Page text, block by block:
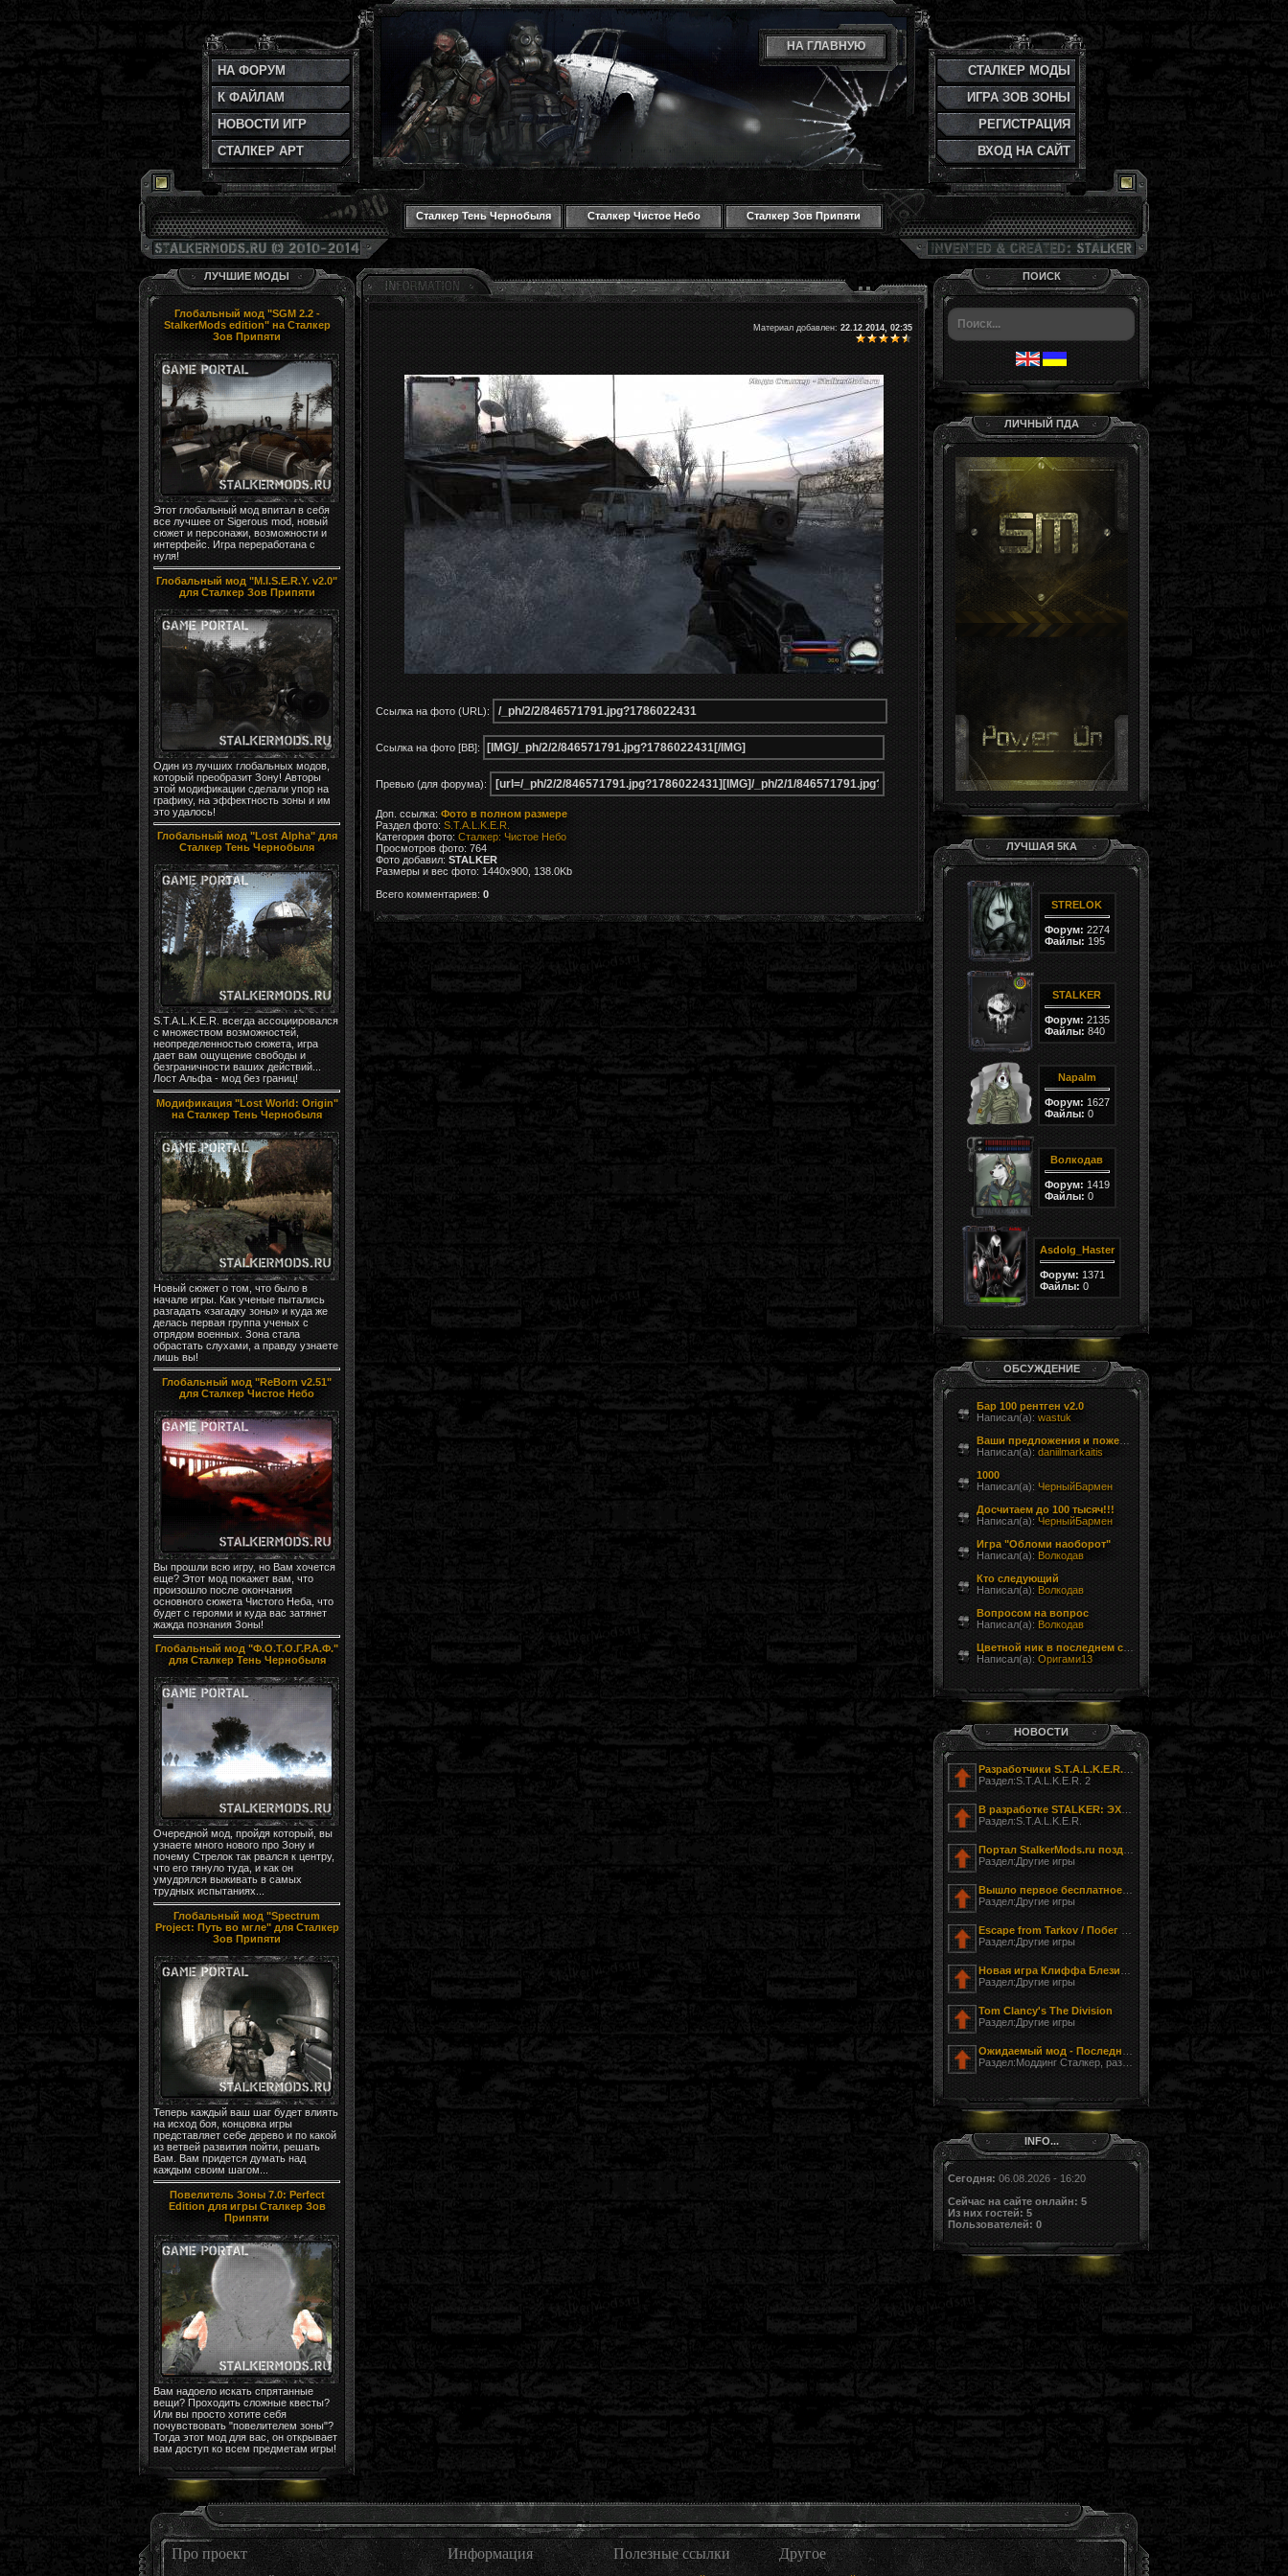
НА ГЛАВНУЮ
СТАЛКЕР МОДЫ
ИГРА ЗОВ ЗОНЫ
РЕГИСТРАЦИЯ
ВХОД НА САЙТ
НА ФОРУМ
К ФАЙЛАМ
НОВОСТИ ИГР
СТАЛКЕР АРТ
Сталкер Тень Чернобыля Сталкер Чистое Небо Сталкер Зов Припяти
ЛУЧШИЕ МОДЫ
Глобальный мод "SGM 2.2 -
StalkerMods edition" на Сталкер
Зов Припяти
Этот глобальный мод впитал в себя
все лучшее от Sigerous mod, новый
сюжет и персонажи, возможности и
интерфейс. Игра переработана с
нуля!
Глобальный мод "M.I.S.E.R.Y. v2.0"
для Сталкер Зов Припяти
Один из лучших глобальных модов,
который преобразит Зону! Авторы
этой модификации сделали упор на
графику, на эффектность зоны и им
это удалось!
Глобальный мод "Lost Alpha" для
Сталкер Тень Чернобыля
S.T.A.L.K.E.R. всегда ассоциировался
с множеством возможностей,
неопределенностью сюжета, игра
дает вам ощущение свободы и
безграничности ваших действий...
Лост Альфа - мод без границ!
Модификация "Lost World: Origin"
на Сталкер Тень Чернобыля
Новый сюжет о том, что было в
начале игры. Как ученые пытались
разгадать «загадку зоны» и куда же
делась первая группа ученых с
отрядом военных. Зона стала
обрастать слухами, а правду узнаете
лишь вы!
Глобальный мод "ReBorn v2.51"
для Сталкер Чистое Небо
Вы прошли всю игру, но Вам хочется
еще? Этот мод покажет вам, что
произошло после окончания
основного сюжета Чистого Неба, что
будет с героями и куда вас затянет
жажда познания Зоны!
Глобальный мод "Ф.О.Т.О.Г.Р.А.Ф."
для Сталкер Тень Чернобыля
Очередной мод, пройдя который, вы
узнаете много нового про Зону и
почему Стрелок так рвался к центру,
что его тянуло туда, и как он
умудрялся выживать в самых
трудных испытаниях...
Глобальный мод "Spectrum
Project: Путь во мгле" для Сталкер
Зов Припяти
Теперь каждый ваш шаг будет влиять
на исход боя, концовка игры
представляет себе дерево и по какой
из ветвей развития пойти, решать
Вам. Вам придется думать над
каждым своим шагом...
Повелитель Зоны 7.0: Perfect
Edition для игры Сталкер Зов
Припяти
Вам надоело искать спрятанные
вещи? Проходить сложные квесты?
Или вы просто хотите себя
почувствовать "повелителем зоны"?
Тогда этот мод для вас, он открывает
вам доступ ко всем предметам игры!
Материал добавлен: 22.12.2014, 02:35
Ссылка на фото (URL):
Ссылка на фото [BB]:
Превью (для форума):
Доп. ссылка: Фото в полном размере
Раздел фото: S.T.A.L.K.E.R.
Категория фото: Сталкер: Чистое Небо
Просмотров фото: 764
Фото добавил: STALKER
Размеры и вес фото: 1440x900, 138.0Kb
Всего комментариев: 0
ПОИСК
ЛИЧНЫЙ ПДА
Гость, ты здесь -й день
Группа: Гости
ЛУЧШАЯ 5КА
STRELOK
Форум: 2274
Файлы: 195
STALKER
Форум: 2135
Файлы: 840
Napalm
Форум: 1627
Файлы: 0
Волкодав
Форум: 1419
Файлы: 0
Asdolg_Haster
Форум: 1371
Файлы: 0
ОБСУЖДЕНИЕ
Бар 100 рентген v2.0
Написал(а): wastuk
Написал(а): daniilmarkaitis
1000
Написал(а): ЧерныйБармен
Досчитаем до 100 тысяч!!!
Написал(а): ЧерныйБармен
Игра "Обломи наоборот"
Написал(а): Волкодав
Кто следующий
Написал(а): Волкодав
Вопросом на вопрос
Написал(а): Волкодав
Написал(а): Оригами13
НОВОСТИ
Раздел:S.T.A.L.K.E.R. 2
Раздел:S.T.A.L.K.E.R.
Раздел:Другие игры
Раздел:Другие игры
Раздел:Другие игры
Раздел:Другие игры
Tom Clancy's The Division
Раздел:Другие игры
Раздел:Моддинг Сталкер, разработка модов
INFO...
Сегодня: 06.08.2026 - 16:20
Сейчас на сайте онлайн: 5
Из них гостей: 5
Пользователей: 0
Про проект Информация Полезные ссылки Другое